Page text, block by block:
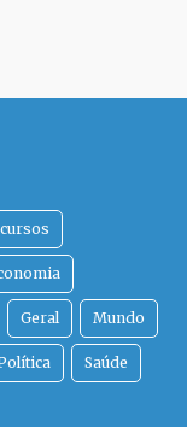
Geral Mundo
Saúde